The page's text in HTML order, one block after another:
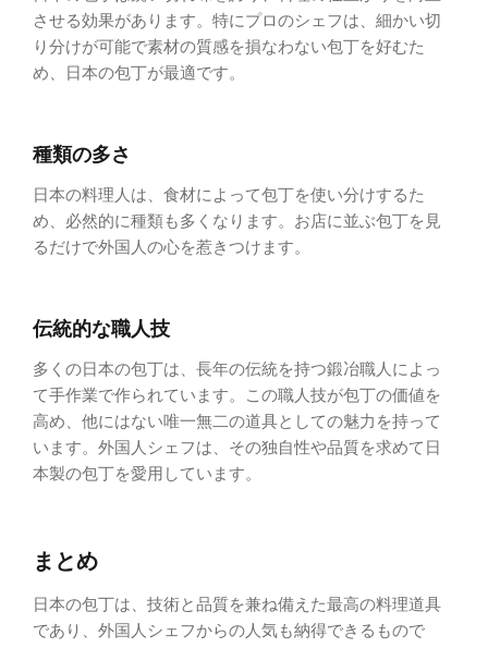
させる効果があります。特にプロのシェフは、細かい切
り分けが可能で素材の質感を損なわない包丁を好むた
め、日本の包丁が最適です。
種類の多さ
日本の料理人は、食材によって包丁を使い分けするた
め、必然的に種類も多くなります。お店に並ぶ包丁を見
るだけで外国人の心を惹きつけます。
伝統的な職人技
多くの日本の包丁は、長年の伝統を持つ鍛冶職人によっ
て手作業で作られています。この職人技が包丁の価値を
高め、他にはない唯一無二の道具としての魅力を持って
います。外国人シェフは、その独自性や品質を求めて日
本製の包丁を愛用しています。
まとめ
日本の包丁は、技術と品質を兼ね備えた最高の料理道具
であり、外国人シェフからの人気も納得できるもので